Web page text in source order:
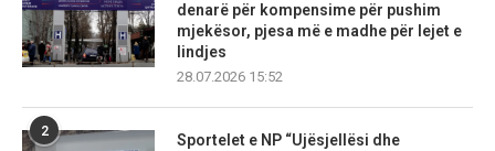
denarë për kompensime për pushim
mjekësor, pjesa më e madhe për lejet e
lindjes
28.07.2026 15:52
2
Sportelet e NP “Ujësjellësi dhe